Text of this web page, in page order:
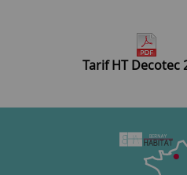
Tarif HT Decotec